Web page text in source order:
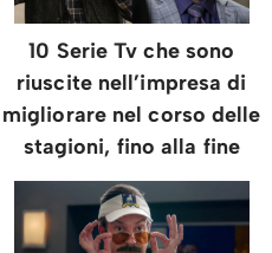
10 Serie Tv che sono
riuscite nell’impresa di
migliorare nel corso delle
stagioni, fino alla fine